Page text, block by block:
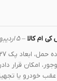
کالا– ۵ اردیبهشت ۱۴۰۵
قرار دادن آن
یا تجهیزات